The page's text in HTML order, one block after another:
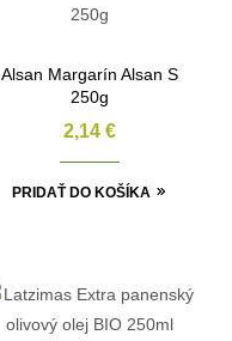
Alsan Margarín Alsan S
250g
2,14 €
PRIDAŤ DO KOŠÍKA